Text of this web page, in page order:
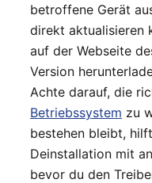
betroffene Gerät
direkt aktualisieren
auf der Webseite
Version
Achte darauf, die
Betriebssystem zu
bestehen bleibt,
Deinstallation mit
bevor du den